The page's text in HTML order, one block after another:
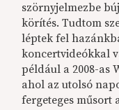
szörnyjelmezbe
körítés. Tudtom
léptek fel
koncertvideókkal
például a 2008-as
ahol az utolsó
fergeteges műsort